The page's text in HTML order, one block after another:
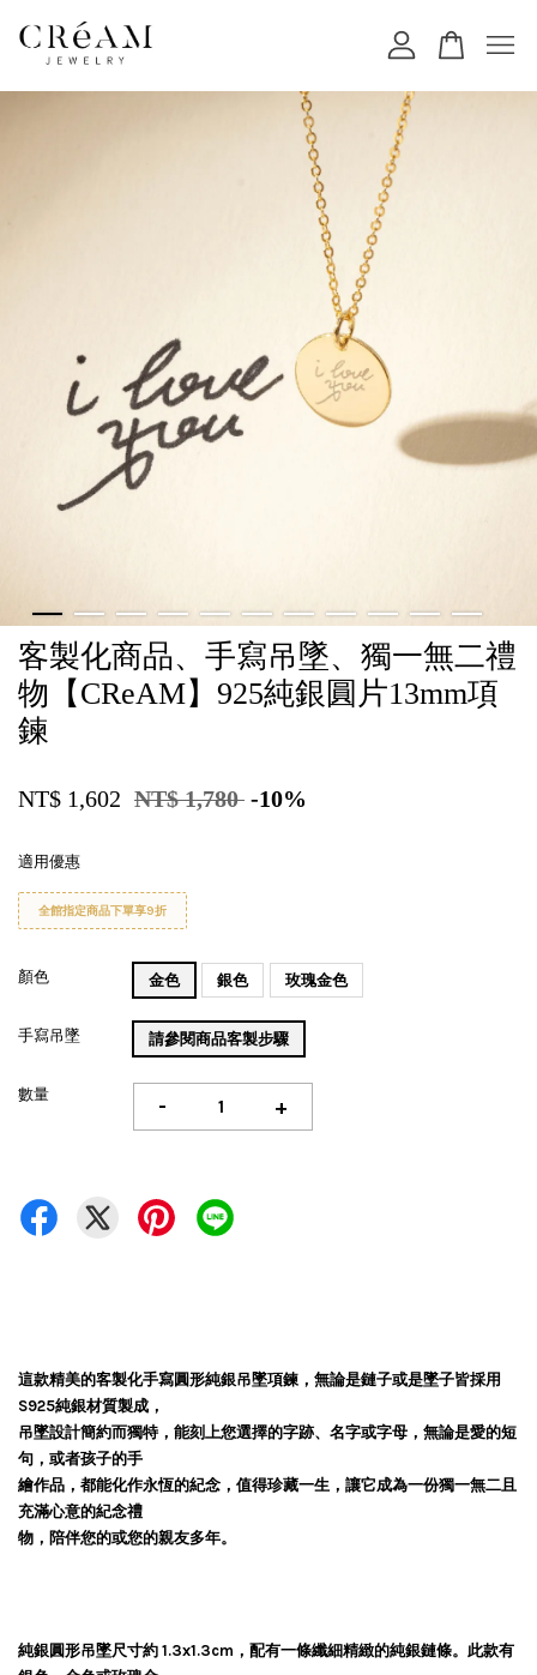
客製化商品、手寫吊墜、獨一無二禮
物【CReAM】925純銀圓片13mm項
鍊
NT$ 1,602 NT$ 1,780 -10%
適用優惠
全館指定商品下單享9折
顏色 金色 銀色 玫瑰金色
手寫吊墜 請參閱商品客製步驟
數量 - +
這款精美的客製化手寫圓形純銀吊墜項鍊，無論是鏈子或是墜子皆採用
S925純銀材質製成，
吊墜設計簡約而獨特，能刻上您選擇的字跡、名字或字母，無論是愛的短
句，或者孩子的手
繪作品，都能化作永恆的紀念，值得珍藏一生，讓它成為一份獨一無二且
充滿心意的紀念禮
物，陪伴您的或您的親友多年。
純銀圓形吊墜尺寸約 1.3x1.3cm，配有一條纖細精緻的純銀鏈條。此款有
您的購物車目前還是空的。